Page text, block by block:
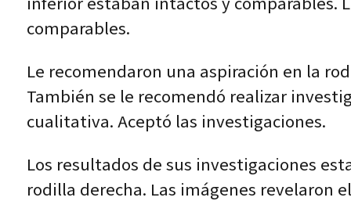
comparables.
Le recomendaron una aspiración en la
También se le recomendó realizar
cualitativa. Aceptó las investigaciones.
Los resultados de sus investigaciones
rodilla derecha. Las imágenes revelaron